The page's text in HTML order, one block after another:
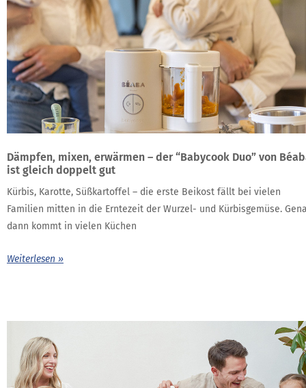
Dämpfen, mixen, erwärmen – der “Babycook Duo” von
ist gleich doppelt gut
Kürbis, Karotte, Süßkartoffel – die erste Beikost fällt bei vielen
Familien mitten in die Erntezeit der Wurzel- und Kürbisgemüse.
dann kommt in vielen Küchen
Weiterlesen »